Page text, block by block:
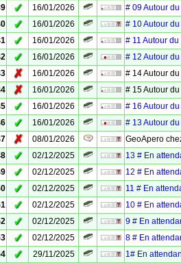
✓ 16/01/2026
# 09 Autour
✓ 16/01/2026
# 10 Autour
✓ 16/01/2026
# 11 Autour du
✓ 16/01/2026
# 12 Autour
✗ 16/01/2026
# 14 Autour
✗ 16/01/2026
# 15 Autour
✓ 16/01/2026
# 16 Autour
✓ 16/01/2026
# 13 Autour
✗ 08/01/2026
GeoApero
✓ 02/12/2025
13 # En
✓ 02/12/2025
12 # En
✓ 02/12/2025
11 # En
✓ 02/12/2025
10 # En
✓ 02/12/2025
9 # En
✓ 02/12/2025
8 # En
✓ 29/11/2025
1# En